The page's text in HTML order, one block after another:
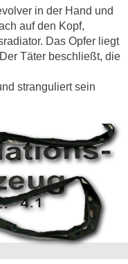
in der Hand und
auf den Kopf,
Das Opfer liegt
Täter beschließt, die
stranguliert sein